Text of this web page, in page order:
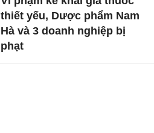
thiết yếu, Dược phẩm Nam
Hà và 3 doanh nghiệp bị
phạt